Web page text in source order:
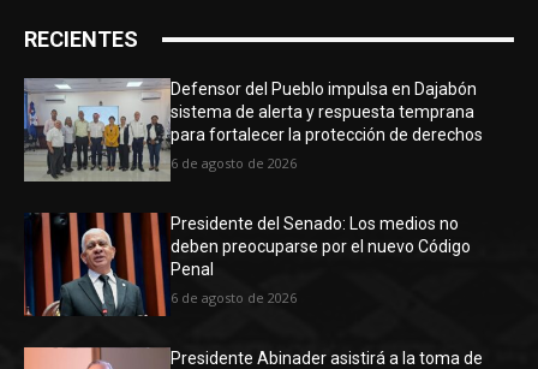
RECIENTES
Defensor del Pueblo impulsa en Dajabón
sistema de alerta y respuesta temprana
para fortalecer la protección de derechos
6 de agosto de 2026
Presidente del Senado: Los medios no
deben preocuparse por el nuevo Código
Penal
6 de agosto de 2026
Presidente Abinader asistirá a la toma de